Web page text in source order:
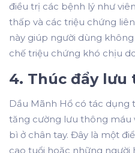
điều trị các bệnh lý như
thấp và các triệu chứng
này giúp người dùng
chế triệu chứng khó chịu
4. Thúc đẩy lưu
Dầu Mãnh Hổ có tác dụng
tăng cường lưu thông máu
bì ở chân tay. Đây là một
cao tuổi hoặc những người